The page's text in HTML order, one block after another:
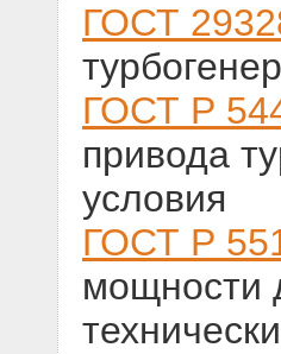
ГОСТ
ГОСТ Р
привода
условия
ГОСТ Р
мощности